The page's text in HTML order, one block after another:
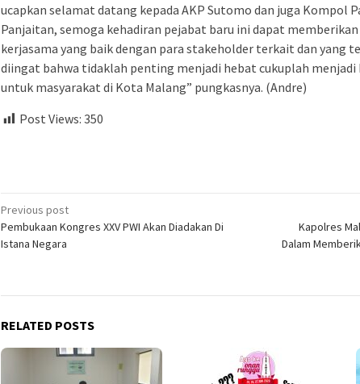
ucapkan selamat datang kepada AKP Sutomo dan juga Kompol
Panjaitan, semoga kehadiran pejabat baru ini dapat
kerjasama yang baik dengan para stakeholder terkait dan yang
diingat bahwa tidaklah penting menjadi hebat cukuplah menjadi
untuk masyarakat di Kota Malang” pungkasnya. (Andre)
Post Views: 350
Post
navigation
Previous post
Pembukaan Kongres XXV PWI Akan Diadakan Di
Istana Negara
Kapolres
Dalam
RELATED POSTS